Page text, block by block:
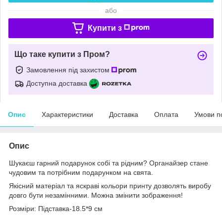
або
Купити з
Що таке купити з Пром?
Замовлення під захистом
Доступна доставка
Опис Характеристики Доставка Оплата Умови
Опис
Шукаєш гарний подарунок собі та рідним? Органайзер стане
чудовим та потрібним подарунком на свята.
Якісний матеріал та яскраві кольори принту дозволять виробу
довго бути незамінними. Можна змінити зображення!
Розміри: Підставка-18.5*9 см